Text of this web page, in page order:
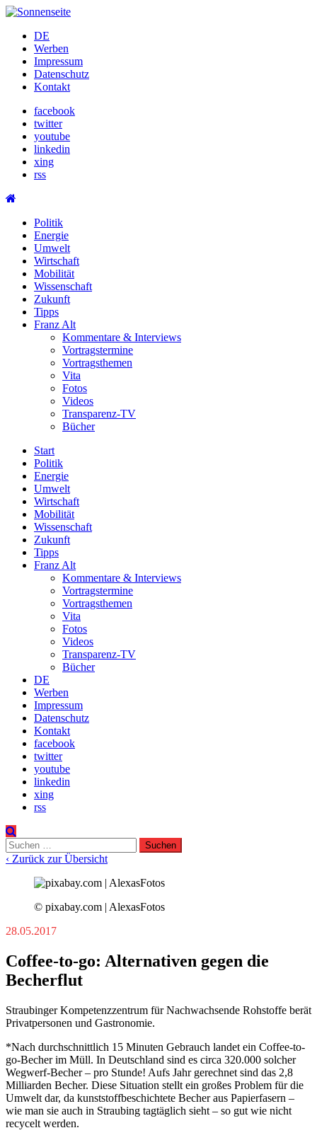
Skip
contentDE
Werben
Impressum
Datenschutz
Kontakt
facebook
twitter
youtube
linkedin
xing
rss
Politik
Energie
Umwelt
Wirtschaft
Mobilität
Wissenschaft
Zukunft
Tipps
Franz Alt
Kommentare & Interviews
Vortragstermine
Vortragsthemen
Vita
Fotos
Videos
Transparenz-TV
Bücher
Start
Politik
Energie
Umwelt
Wirtschaft
Mobilität
Wissenschaft
Zukunft
Tipps
Franz Alt
Kommentare & Interviews
Vortragstermine
Vortragsthemen
Vita
Fotos
Videos
Transparenz-TV
Bücher
DE
Werben
Impressum
Datenschutz
Kontakt
facebook
twitter
youtube
linkedin
xing
rss
Suchen
nach:
‹ Zurück zur Übersicht
© pixabay.com | AlexasFotos
28.05.2017
Coffee-to-go: Alternativen gegen die
Becherflut
Straubinger Kompetenzzentrum für Nachwachsende Rohstoffe berät
Privatpersonen und Gastronomie.
*Nach durchschnittlich 15 Minuten Gebrauch landet ein Coffee-to-
go-Becher im Müll. In Deutschland sind es circa 320.000 solcher
Wegwerf-Becher – pro Stunde! Aufs Jahr gerechnet sind das 2,8
Milliarden Becher. Diese Situation stellt ein großes Problem für die
Umwelt dar, da kunststoffbeschichtete Becher aus Papierfasern –
wie man sie auch in Straubing tagtäglich sieht – so gut wie nicht
recycelt werden.